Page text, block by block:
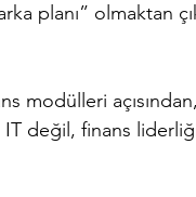
planı” olmaktan
modülleri
IT değil, finans